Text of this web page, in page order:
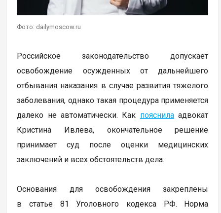
Фото: dailymoscow.ru
Российское законодательство допускает
освобождение осужденных от дальнейшего
отбывания наказания в случае развития тяжелого
заболевания, однако такая процедура применяется
далеко не автоматически. Как пояснилаадвокат
Кристина Ивлева, окончательное решение
принимает суд после оценки медицинских
заключений и всех обстоятельств дела.
Основания для освобождения закреплены
в статье 81 Уголовного кодекса РФ. Норма